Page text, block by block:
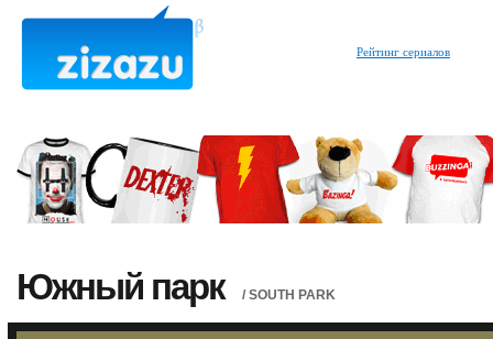
Рейтинг сериалов
Южный парк / SOUTH PARK